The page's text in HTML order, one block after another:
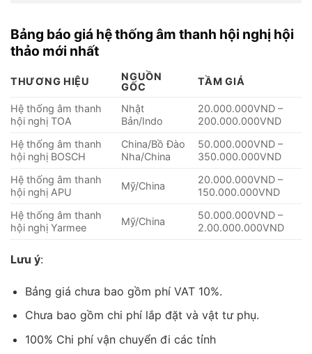
Bảng báo giá hệ thống âm thanh hội nghị hội
thảo mới nhất
THƯƠNG HIỆU
NGUỒN
GỐC
TẦM GIÁ
Hệ thống âm thanh
hội nghị TOA
Nhật
Bản/Indo
20.000.000VND –
200.000.000VND
Hệ thống âm thanh
hội nghị BOSCH
China/Bồ Đào
Nha/China
50.000.000VND –
350.000.000VND
Hệ thống âm thanh
hội nghị APU
Mỹ/China
20.000.000VND –
150.000.000VND
Hệ thống âm thanh
hội nghị Yarmee
Mỹ/China
50.000.000VND –
2.00.000.000VND
Lưu ý:
Bảng giá chưa bao gồm phí VAT 10%.
Chưa bao gồm chi phí lắp đặt và vật tư phụ.
100% Chi phí vận chuyển đi các tỉnh